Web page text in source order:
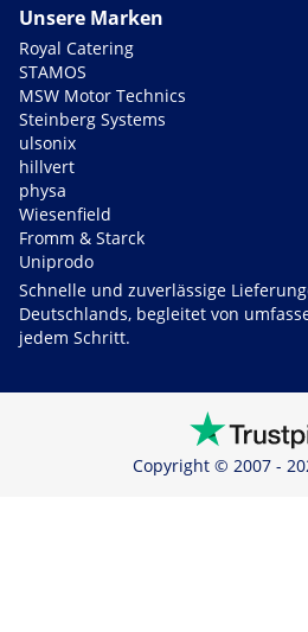
Unsere Marken
Royal Catering
STAMOS
MSW Motor Technics
Steinberg Systems
ulsonix
hillvert
physa
Wiesenfield
Fromm & Starck
Uniprodo
Schnelle und zuverlässige
Deutschlands, begleitet von
jedem Schritt.
Copyright © 2007 -